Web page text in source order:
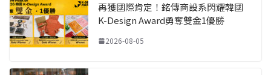
再獲國際肯定！銘傳商設系閃耀韓國
K-Design Award勇奪雙金1優勝
2026-08-05